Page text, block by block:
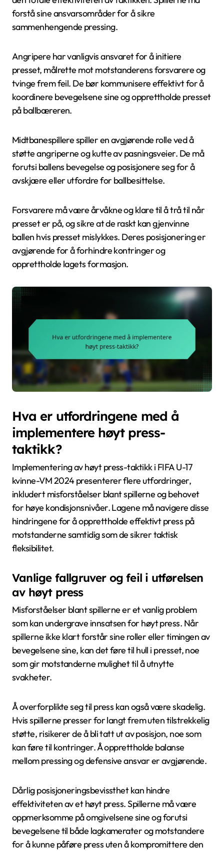
forstå sine ansvarsområder for å sikre
sammenhengende pressing.
Angripere har vanligvis ansvaret for å initiere
presset, målrette mot motstanderens forsvarere og
tvinge frem feil. De bør kommunisere effektivt for å
koordinere bevegelsene sine og opprettholde presset
på ballbæreren.
Midtbanespillere spiller en avgjørende rolle ved å
støtte angriperne og kutte av pasningsveier. De må
forutsi ballens bevegelse og posisjonere seg for å
avskjære eller utfordre for ballbesittelse.
Forsvarere må være årvåkne og klare til å trå til når
presset er på, og sikre at de raskt kan gjenvinne
ballen hvis presset mislykkes. Deres posisjonering er
avgjørende for å forhindre kontringer og
opprettholde lagets formasjon.
Hva er utfordringene med å
implementere høyt press-
taktikk?
Implementering av høyt press-taktikk i FIFA U-17
kvinne-VM 2024 presenterer flere utfordringer,
inkludert misforståelser blant spillerne og behovet
for høye kondisjonsnivåer. Lagene må navigere disse
hindringene for å opprettholde effektivt press på
motstanderne samtidig som de sikrer taktisk
fleksibilitet.
Vanlige fallgruver og feil i utførelsen
av høyt press
Misforståelser blant spillerne er et vanlig problem
som kan undergrave innsatsen for høyt press. Når
spillerne ikke klart forstår sine roller eller timingen av
bevegelsene sine, kan det føre til hull i presset, noe
som gir motstanderne mulighet til å utnytte
svakheter.
Å overforplikte seg til press kan også være skadelig.
Hvis spillerne presser for langt frem uten tilstrekkelig
støtte, risikerer de å bli tatt ut av posisjon, noe som
kan føre til kontringer. Å opprettholde balanse
mellom pressing og defensive ansvar er avgjørende.
Dårlig posisjoneringsbevissthet kan hindre
effektiviteten av et høyt press. Spillerne må være
oppmerksomme på omgivelsene sine og forutsi
bevegelsene til både lagkamerater og motstandere
for å kunne påføre press uten å kompromittere den